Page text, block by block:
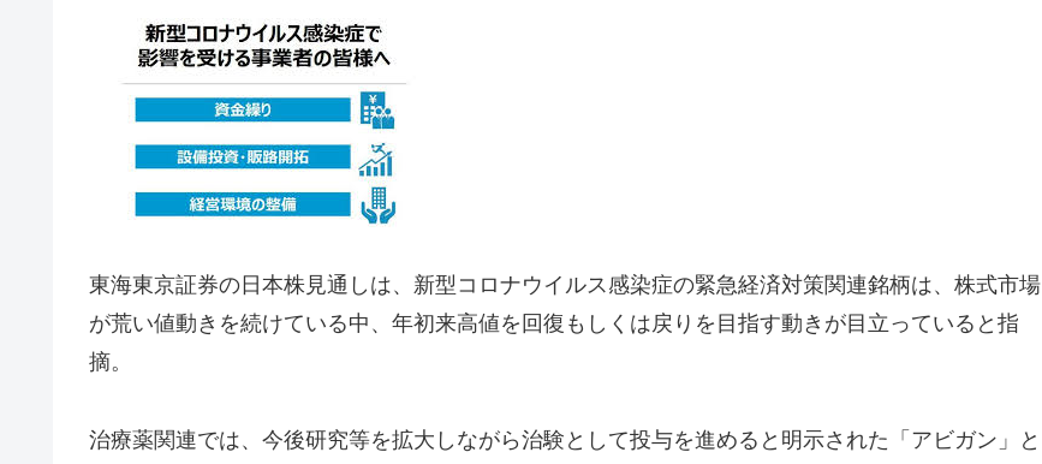
東海東京証券の日本株見通しは、新型コロナウイルス感染症の緊急経済対策関連銘柄は、株式市場
が荒い値動きを続けている中、年初来高値を回復もしくは戻りを目指す動きが目立っていると指
摘。
治療薬関連では、今後研究等を拡大しながら治験として投与を進めると明示された「アビガン」と